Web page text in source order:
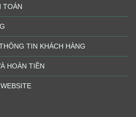
TOÁN
TIN KHÁCH HÀNG
HOÀN TIỀN